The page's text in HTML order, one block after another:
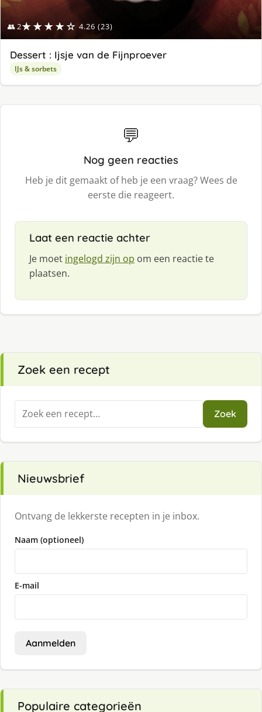
👥 2★★★★☆ 4.26 (23)
Dessert : Ijsje van de Fijnproever
IJs & sorbets
💬
Nog geen reacties
Heb je dit gemaakt of heb je een vraag? Wees de
eerste die reageert.
Laat een reactie achter
Je moet ingelogd zijn op om een reactie te
plaatsen.
Zoek een recept
Zoeken
naar:
Zoek
Nieuwsbrief
Ontvang de lekkerste recepten in je inbox.
Naam (optioneel)
E-mail
Aanmelden
Populaire categorieën